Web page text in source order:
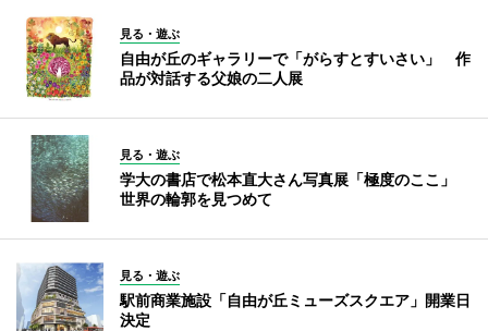
見る・遊ぶ
自由が丘のギャラリーで「がらすとすいさい」 作
品が対話する父娘の二人展
見る・遊ぶ
学大の書店で松本直大さん写真展「極度のここ」
世界の輪郭を見つめて
見る・遊ぶ
駅前商業施設「自由が丘ミューズスクエア」開業日
決定